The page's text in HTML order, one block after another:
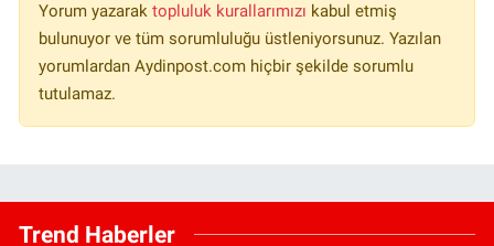
Yorum yazarak topluluk kurallarımızı kabul etmiş
bulunuyor ve tüm sorumluluğu üstleniyorsunuz. Yazılan
yorumlardan Aydinpost.com hiçbir şekilde sorumlu
tutulamaz.
Trend Haberler